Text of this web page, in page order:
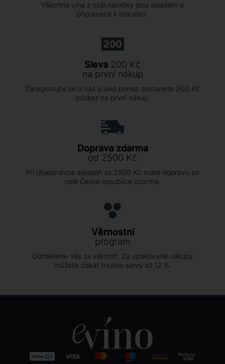
Všechna vína z naší nabídky jsou skladem a
připravena k odeslání.
Sleva 200 Kč
na první nákup
Zaregistrujte se u nás a jako bonus dostanete 200 Kč
poukaz na první nákup.
Doprava zdarma
od 2500 Kč
Při objednávce alespoň za 2500 Kč máte dopravu po
celé České republice zdarma.
Věrnostní
program
Odměníme Vás za věrnost. Za opakované nákupy
můžete získat trvalou slevu až 12 %.